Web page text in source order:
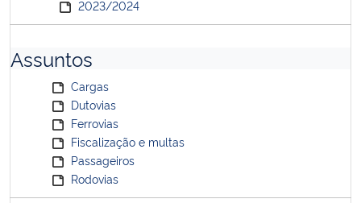
2023/2024
Assuntos
Cargas
Dutovias
Ferrovias
Fiscalização e multas
Passageiros
Rodovias